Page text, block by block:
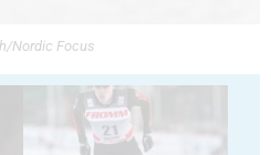
Nordic Focus